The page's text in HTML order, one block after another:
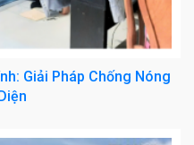
Giải Pháp Chống Nóng